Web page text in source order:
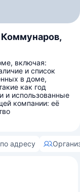
Коммунаров,
включая:
и список
в доме,
как год
и использованные
компании: её
адресу